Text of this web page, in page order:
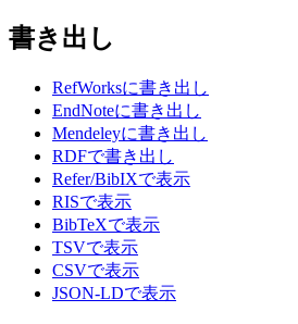
書き出し
RefWorksに書き出し
EndNoteに書き出し
Mendeleyに書き出し
RDFで書き出し
Refer/BibIXで表示
RISで表示
BibTeXで表示
TSVで表示
CSVで表示
JSON-LDで表示